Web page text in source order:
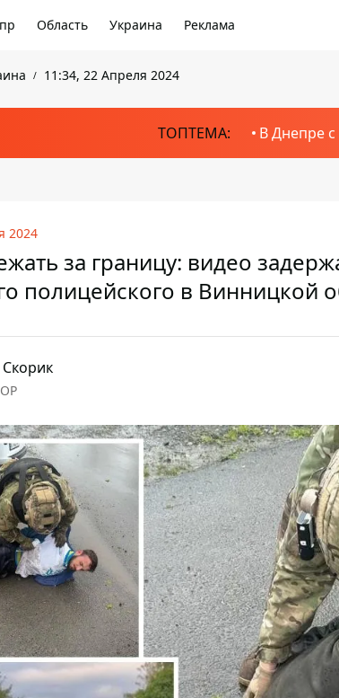
Область Украина Реклама
11:34, 22 Апреля 2024
ТОПТЕМА: В Днепре
2024
за границу: видео
полицейского в Винницкой